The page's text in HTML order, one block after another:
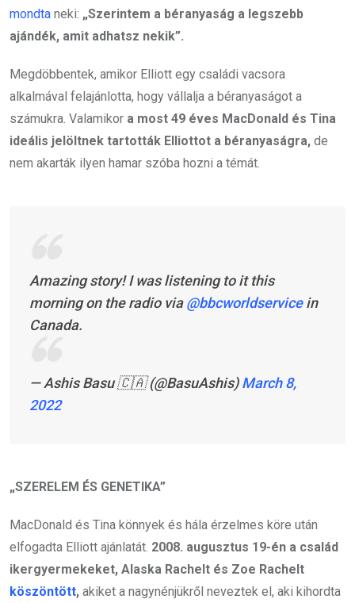
mondta neki: „Szerintem a béranyaság a legszebb
ajándék, amit adhatsz nekik”.
Megdöbbentek, amikor Elliott egy családi vacsora
alkalmával felajánlotta, hogy vállalja a béranyaságot a
számukra. Valamikor a most 49 éves MacDonald és Tina
ideális jelöltnek tartották Elliottot a béranyaságra, de
nem akarták ilyen hamar szóba hozni a témát.
Amazing story! I was listening to it this
morning on the radio via@bbcworldservicein
Canada.
— Ashis Basu 🇨🇦 (@BasuAshis)March 8,
2022
„SZERELEM ÉS GENETIKA”
MacDonald és Tina könnyek és hála érzelmes köre után
elfogadta Elliott ajánlatát. 2008. augusztus 19-én a család
ikergyermekeket, Alaska Rachelt és Zoe Rachelt
köszöntött, akiket a nagynénjükről neveztek el, aki kihordta